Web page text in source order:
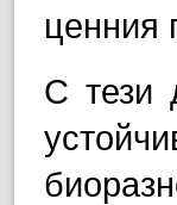
ценния
С тези